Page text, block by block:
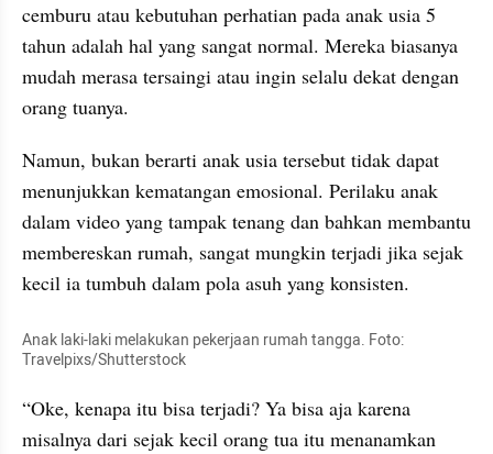
cemburu atau kebutuhan perhatian pada anak usia 5
tahun adalah hal yang sangat normal. Mereka biasanya
mudah merasa tersaingi atau ingin selalu dekat dengan
orang tuanya.
Namun, bukan berarti anak usia tersebut tidak dapat
menunjukkan kematangan emosional. Perilaku anak
dalam video yang tampak tenang dan bahkan membantu
membereskan rumah, sangat mungkin terjadi jika sejak
kecil ia tumbuh dalam pola asuh yang konsisten.
Anak laki-laki melakukan pekerjaan rumah tangga. Foto:
Travelpixs/Shutterstock
“Oke, kenapa itu bisa terjadi? Ya bisa aja karena
misalnya dari sejak kecil orang tua itu menanamkan